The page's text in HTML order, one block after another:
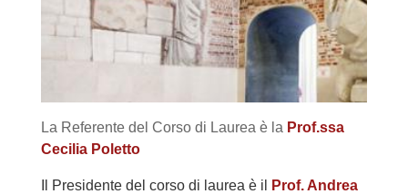
La Referente del Corso di Laurea è la Prof.ssa
Cecilia Poletto
Il Presidente del corso di laurea è il
Prof. Andrea